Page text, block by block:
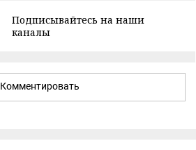
Подписывайтесь на наши
каналы
Комментировать